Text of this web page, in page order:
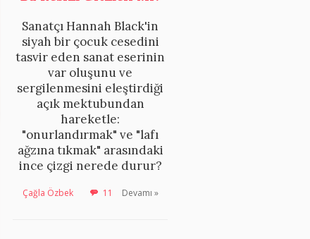
Sanatçı Hannah Black'in
siyah bir çocuk cesedini
tasvir eden sanat eserinin
var oluşunu ve
sergilenmesini eleştirdiği
açık mektubundan
hareketle:
"onurlandırmak" ve "lafı
ağzına tıkmak" arasındaki
ince çizgi nerede durur?
Çağla Özbek 11 Devamı »